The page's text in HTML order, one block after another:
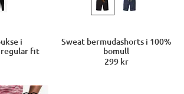
i
fit
Sweat bermudashorts i 100%
bomull
299 kr